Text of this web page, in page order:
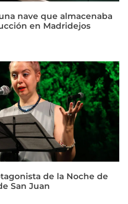
nave que almacenaba
en Madridejos
de la Noche de
San Juan